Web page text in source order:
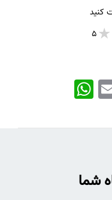
کنید
5
WhatsApp
شما